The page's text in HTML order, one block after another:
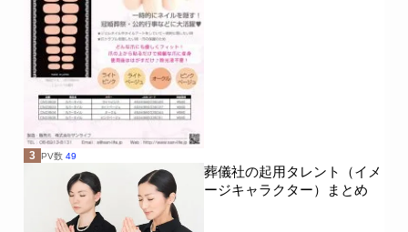
3 PV数 49
葬儀社の起用タレント（イメ
ージキャラクター）まとめ